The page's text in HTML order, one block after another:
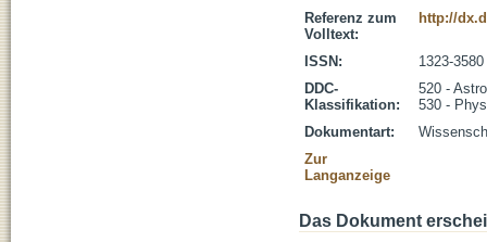
Referenz zum
Volltext:
http://
ISSN:
1323-3580
DDC-
Klassifikation:
520 -
530 -
Dokumentart:
Zur
Langanzeige
Das Dokument